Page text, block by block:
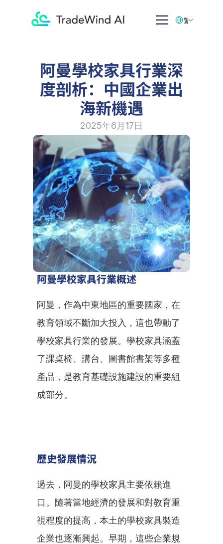
阿曼學校家具行業深
度剖析：中國企業出
海新機遇
2025年6月17日
阿曼學校家具行業概述
阿曼，作為中東地區的重要國家，在
教育領域不斷加大投入，這也帶動了
學校家具行業的發展。學校家具涵蓋
了課桌椅、講台、圖書館書架等多種
產品，是教育基礎設施建設的重要組
成部分。
歷史發展情況
過去，阿曼的學校家具主要依賴進
口。隨著當地經濟的發展和對教育重
視程度的提高，本土的學校家具製造
企業也逐漸興起。早期，這些企業規
繁体中文